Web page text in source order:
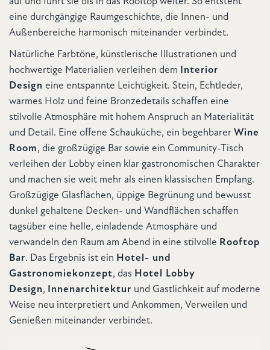
eine durchgängige Raumgeschichte, die Innen- und
Außenbereiche harmonisch miteinander verbindet.
Natürliche Farbtöne, künstlerische Illustrationen und
hochwertige Materialien verleihen dem
Interior
Design eine entspannte Leichtigkeit. Stein, Echtleder,
warmes Holz und feine Bronzedetails schaffen eine
stilvolle Atmosphäre mit hohem Anspruch an Materialität
und Detail. Eine offene Schauküche, ein begehbarer Wine
Room, die großzügige Bar sowie ein Community-Tisch
verleihen der Lobby einen klar gastronomischen Charakter
und machen sie weit mehr als einen klassischen Empfang.
Großzügige Glasflächen, üppige Begrünung und bewusst
dunkel gehaltene Decken- und Wandflächen schaffen
tagsüber eine helle, einladende Atmosphäre und
verwandeln den Raum am Abend in eine stilvolle Rooftop
Bar. Das Ergebnis ist ein Hotel- und
Gastronomiekonzept, das Hotel Lobby
Design, Innenarchitektur und Gastlichkeit auf moderne
Weise neu interpretiert und Ankommen, Verweilen und
Genießen miteinander verbindet.